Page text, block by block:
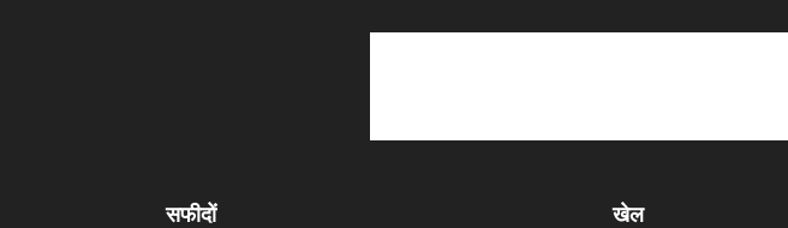
सफीदों खेल